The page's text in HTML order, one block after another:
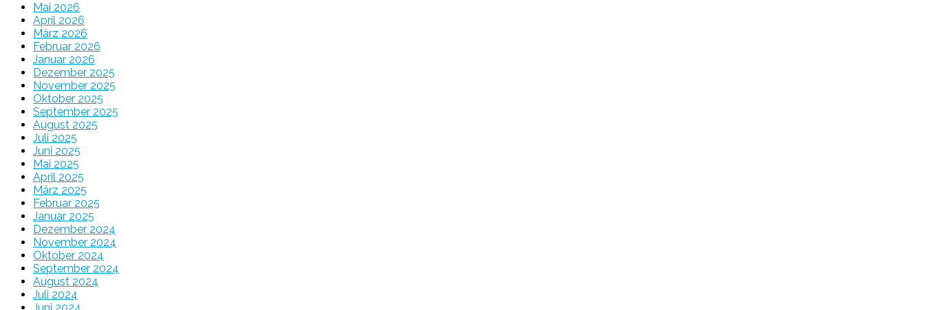
Mai 2026
April 2026
März 2026
Februar 2026
Januar 2026
Dezember 2025
November 2025
Oktober 2025
September 2025
August 2025
Juli 2025
Juni 2025
Mai 2025
April 2025
März 2025
Februar 2025
Januar 2025
Dezember 2024
November 2024
Oktober 2024
September 2024
August 2024
Juli 2024